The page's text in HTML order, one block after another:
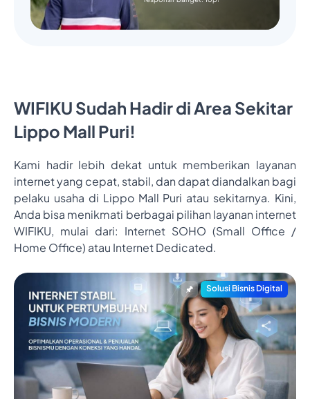
WIFIKU Sudah Hadir di Area Sekitar
Lippo Mall Puri!
Kami hadir lebih dekat untuk memberikan layanan
internet yang cepat, stabil, dan dapat diandalkan bagi
pelaku usaha di Lippo Mall Puri atau sekitarnya. Kini,
Anda bisa menikmati berbagai pilihan layanan internet
WIFIKU, mulai dari: Internet SOHO (Small Office /
Home Office) atau Internet Dedicated.
Solusi Bisnis Digital